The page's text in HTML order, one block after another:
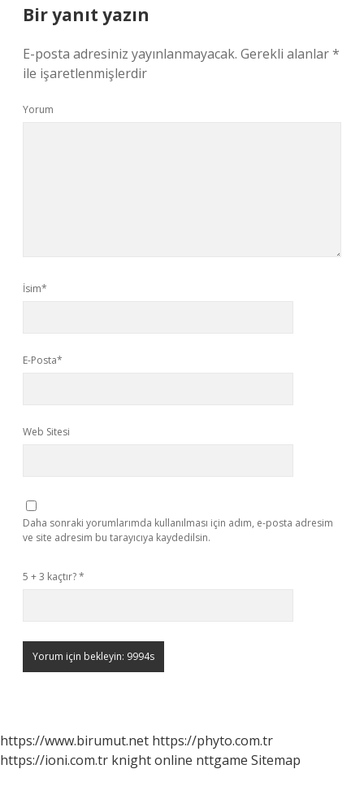
Bir yanıt yazın
E-posta adresiniz yayınlanmayacak. Gerekli alanlar*
ile işaretlenmişlerdir
Yorum
İsim*
E-Posta*
Web Sitesi
Daha sonraki yorumlarımda kullanılması için adım, e-posta adresim
ve site adresim bu tarayıcıya kaydedilsin.
5 + 3 kaçtır?*
https://www.birumut.net https://phyto.com.tr
https://ioni.com.tr knight online nttgame Sitemap